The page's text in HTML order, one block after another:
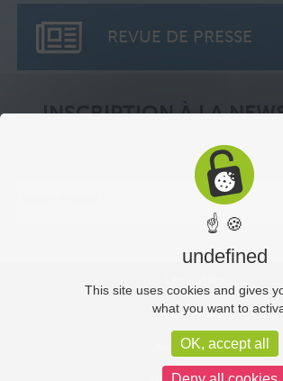
REVUE DE PRESSE
INSCRIPTION À LA
abonnés.
Plan du site
Administration
☝ 🍪
undefined
This site uses cookies and gives
what you want to
OK, accept all